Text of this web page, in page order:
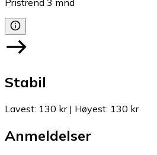
Pristrend 3 mnd
Stabil
Lavest: 130 kr| Høyest: 130 kr
Anmeldelser